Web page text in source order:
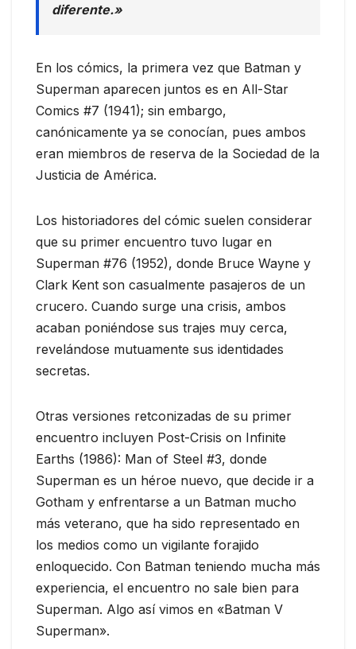
diferente.»
En los cómics, la primera vez que Batman y
Superman aparecen juntos es en All-Star
Comics #7 (1941); sin embargo,
canónicamente ya se conocían, pues ambos
eran miembros de reserva de la Sociedad de la
Justicia de América.
Los historiadores del cómic suelen considerar
que su primer encuentro tuvo lugar en
Superman #76 (1952), donde Bruce Wayne y
Clark Kent son casualmente pasajeros de un
crucero. Cuando surge una crisis, ambos
acaban poniéndose sus trajes muy cerca,
revelándose mutuamente sus identidades
secretas.
Otras versiones retconizadas de su primer
encuentro incluyen Post-Crisis on Infinite
Earths (1986): Man of Steel #3, donde
Superman es un héroe nuevo, que decide ir a
Gotham y enfrentarse a un Batman mucho
más veterano, que ha sido representado en
los medios como un vigilante forajido
enloquecido. Con Batman teniendo mucha más
experiencia, el encuentro no sale bien para
Superman. Algo así vimos en «Batman V
Superman».